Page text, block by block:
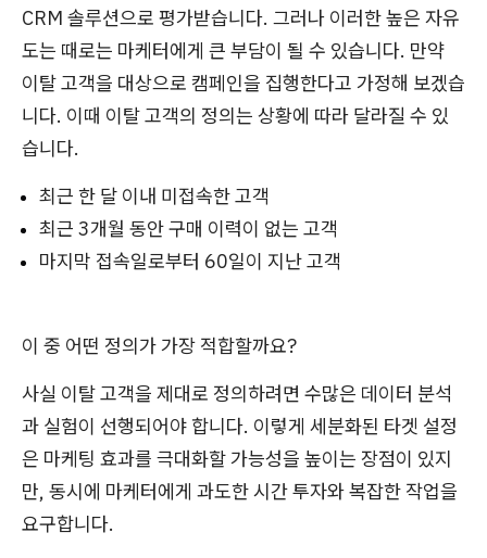
CRM 솔루션으로 평가받습니다. 그러나 이러한 높은 자유
도는 때로는 마케터에게 큰 부담이 될 수 있습니다. 만약
이탈 고객을 대상으로 캠페인을 집행한다고 가정해 보겠습
니다. 이때 이탈 고객의 정의는 상황에 따라 달라질 수 있
습니다.
최근 한 달 이내 미접속한 고객
최근 3개월 동안 구매 이력이 없는 고객
마지막 접속일로부터 60일이 지난 고객
이 중 어떤 정의가 가장 적합할까요?
사실 이탈 고객을 제대로 정의하려면 수많은 데이터 분석
과 실험이 선행되어야 합니다. 이렇게 세분화된 타겟 설정
은 마케팅 효과를 극대화할 가능성을 높이는 장점이 있지
만, 동시에 마케터에게 과도한 시간 투자와 복잡한 작업을
요구합니다.